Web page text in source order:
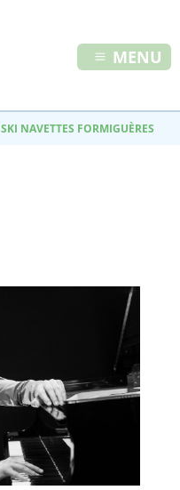
MENU
SKI NAVETTES FORMIGUÈRES